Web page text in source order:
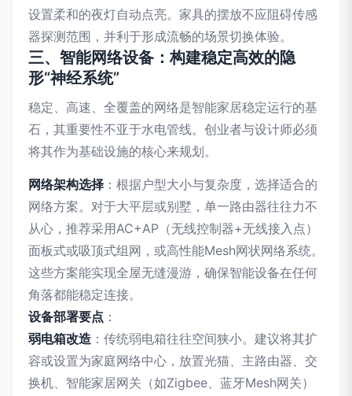
设置柔和的夜灯自动点亮。家具的摆放不应阻碍传感
器探测范围，并利于形成流畅的场景切换体验。
三、智能网络设备：构建稳定高效的隐
形“神经系统”
稳定、高速、全覆盖的网络是智能家居稳定运行的基
石，其重要性不亚于水电管线。创业者与设计师必须
将其作为基础设施的核心来规划。
网络架构选择 ：根据户型大小与复杂度，选择适合的
网络方案。对于大平层或别墅，单一路由器往往力不
从心，推荐采用AC+AP（无线控制器+无线接入点）
面板式或吸顶式组网，或高性能Mesh网状网络系统。
这些方案能实现全屋无缝漫游，确保智能设备在任何
角落都能稳定连接。
设备部署要点 ：
弱电箱改造 ：传统弱电箱往往空间狭小。建议将其扩
容或设置为家庭网络中心，放置光猫、主路由器、交
换机、智能家居网关（如Zigbee、蓝牙Mesh网关）